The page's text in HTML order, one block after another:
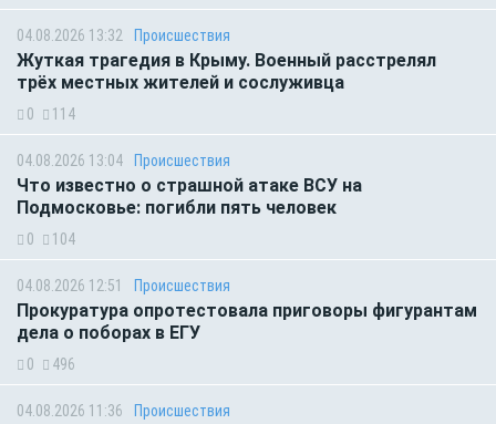
04.08.2026 13:32 Происшествия
Жуткая трагедия в Крыму. Военный расстрелял
трёх местных жителей и сослуживца
0 114
04.08.2026 13:04 Происшествия
Что известно о страшной атаке ВСУ на
Подмосковье: погибли пять человек
0 104
04.08.2026 12:51 Происшествия
Прокуратура опротестовала приговоры фигурантам
дела о поборах в ЕГУ
0 496
04.08.2026 11:36 Происшествия